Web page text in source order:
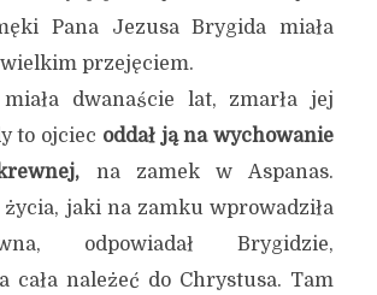
Pana Jezusa Brygida miała
przejęciem.
dwanaście lat, zmarła jej
to ojciec oddał ją na wychowanie
na zamek w Aspanas.
jaki na zamku wprowadziła
odpowiadał Brygidzie,
cała należeć do Chrystusa. Tam